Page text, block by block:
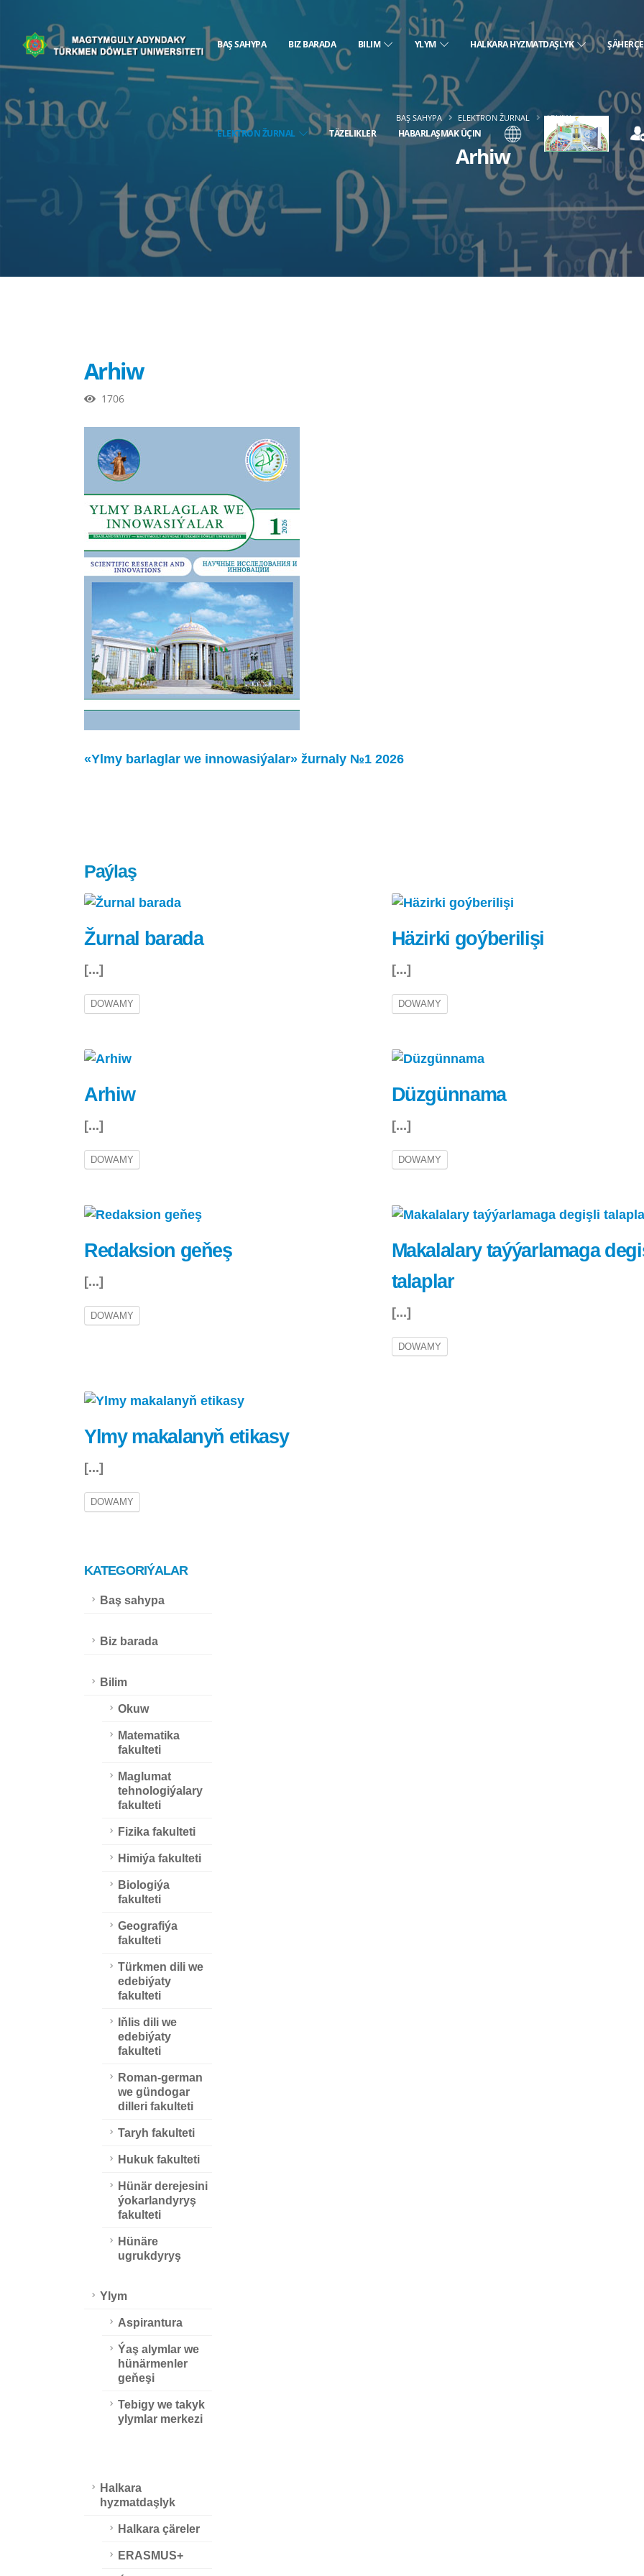
BAŞ SAHYPA BIZ BARADA BILIM YLYM HALKARA HYZMATDAŞLYK
ELEKTRON ŽURNAL TÄZELIKLER HABARLAŞMAK ÜÇIN
Arhiw
BAŞ SAHYPA ELEKTRON ŽURNAL ARHIW
Arhiw
1706
«Ylmy barlaglar we innowasiýalar» žurnaly №1 2026
Paýlaş
Žurnal barada
[...]
DOWAMY
Häzirki goýberilişi
[...]
DOWAMY
Arhiw
[...]
DOWAMY
Düzgünnama
[...]
DOWAMY
Redaksion geňeş
[...]
DOWAMY
Makalalary taýýarlamaga
talaplar
[...]
DOWAMY
Ylmy makalanyň etikasy
[...]
DOWAMY
KATEGORIÝALAR
Baş sahypa
Biz barada
Bilim
Okuw
Matematika
fakulteti
Maglumat
tehnologiýalary
fakulteti
Fizika fakulteti
Himiýa fakulteti
Biologiýa
fakulteti
Geografiýa
fakulteti
Türkmen dili we
edebiýaty
fakulteti
Iňlis dili we
edebiýaty
fakulteti
Roman-german
we gündogar
dilleri fakulteti
Taryh fakulteti
Hukuk fakulteti
Hünär derejesini
ýokarlandyryş
fakulteti
Hünäre
ugrukdyryş
Ylym
Aspirantura
Ýaş alymlar we
hünärmenler
geňeşi
Tebigy we takyk
ylymlar merkezi
Halkara
hyzmatdaşlyk
Halkara çäreler
ERASMUS+